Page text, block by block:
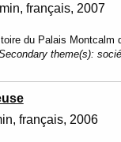
français 2007
du Palais Montcalm
theme(s):
français 2006